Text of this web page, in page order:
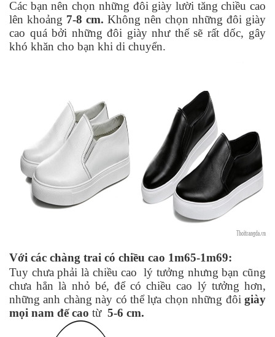
Các bạn nên chọn những đôi giày lười tăng chiều cao
lên khoảng 7-8 cm. Không nên chọn những đôi giày
cao quá bởi những đôi giày như thế sẽ rất dốc, gây
khó khăn cho bạn khi di chuyển.
Với các chàng trai có chiều cao 1m65-1m69:
Tuy chưa phải là chiều cao  lý tưởng nhưng bạn cũng
chưa hẳn là nhỏ bé, để có chiều cao lý tưởng hơn,
những anh chàng này có thể lựa chọn những đôi giày
mọi nam đế cao từ 5-6 cm.